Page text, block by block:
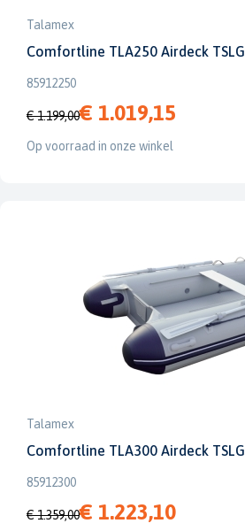
Talamex
Comfortline TLA250 Airdeck TSLG
85912250
€ 1.199,00€ 1.019,15
Op voorraad in onze winkel
Talamex
Comfortline TLA300 Airdeck TSLG
85912300
€ 1.359,00€ 1.223,10